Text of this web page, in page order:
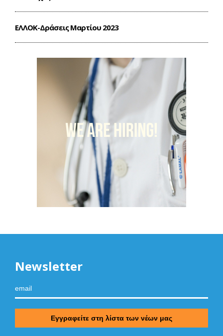
ΕΛΛΟΚ-Δράσεις Mαρτίου 2023
Newsletter